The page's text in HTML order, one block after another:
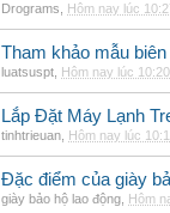
Drograms Hôm nay lúc
Tham khảo mẫu
luatsuspt Hôm nay lúc 10:20
Lắp Đặt Máy Lạnh
tinhtrieuan Hôm nay lúc
Đặc điểm của giày
giày bảo hộ lao động Hôm